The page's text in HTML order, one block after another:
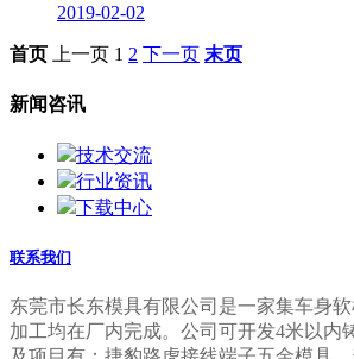
2019-02-02
首页 上一页 1 2 下一页 末页
新闻咨讯
技术交流
行业资讯
下载中心
联系我们
东莞市长东模具有限公司是一家集车身
加工均在厂内完成。公司可开发4米以内